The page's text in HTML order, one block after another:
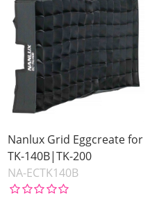
Nanlux Grid Eggcreate for
TK-140B|TK-200
NA-ECTK140B